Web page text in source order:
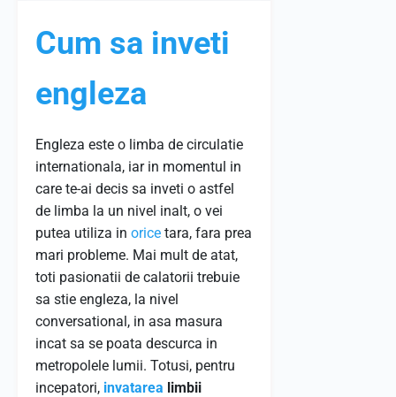
Cum sa inveti
engleza
Engleza este o limba de circulatie
internationala, iar in momentul in
care te-ai decis sa inveti o astfel
de limba la un nivel inalt, o vei
putea utiliza in orice tara, fara prea
mari probleme. Mai mult de atat,
toti pasionatii de calatorii trebuie
sa stie engleza, la nivel
conversational, in asa masura
incat sa se poata descurca in
metropolele lumii. Totusi, pentru
incepatori, invatarea limbii